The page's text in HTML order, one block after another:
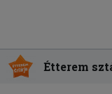
Étterem